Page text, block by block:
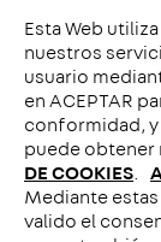
Esta Web
nuestros
usuario
en ACEPTAR
conformidad, y
puede obtener
DE COOKIES
Mediante
valido el
Contacto con
Llámenos